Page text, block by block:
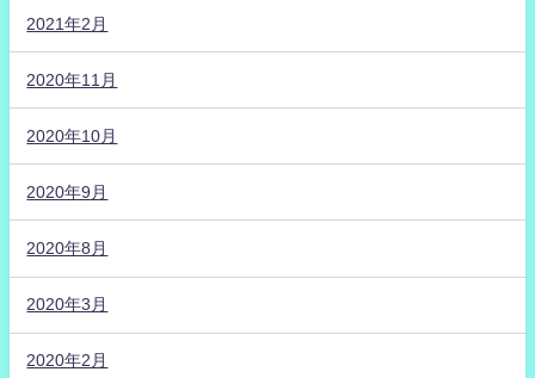
2021年2月
2020年11月
2020年10月
2020年9月
2020年8月
2020年3月
2020年2月